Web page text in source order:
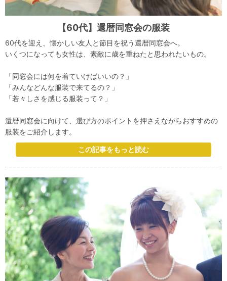
【60代】還暦同窓会の服装
60代を迎え、懐かしい友人と節目を祝う還暦同窓会へ。
いくつになっても女性は、素敵に歳を重ねたと思われたいもの。
「同窓会には何を着ていけばいいの？」
「みんなどんな服装で来てるの？」
「若々しさを感じる服装って？」
還暦同窓会に向けて、選び方のポイントを押さえながらおすすめの
服装をご紹介します。
この記事をもっと読む